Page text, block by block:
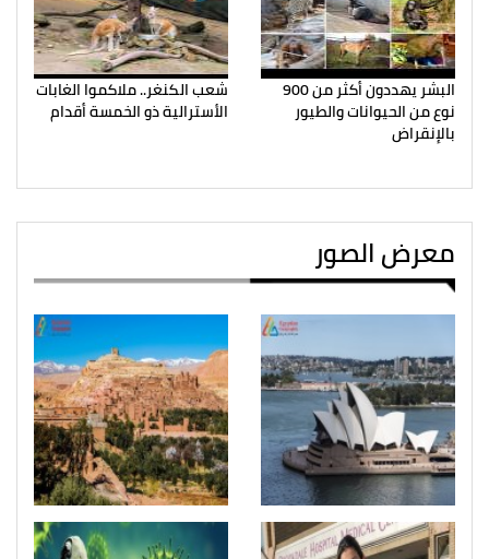
البشر يهددون أكثر من 900
نوع من الحيوانات والطيور
بالإنقراض
شعب الكنغر.. ملاكموا الغابات
الأسترالية ذو الخمسة أقدام
معرض الصور